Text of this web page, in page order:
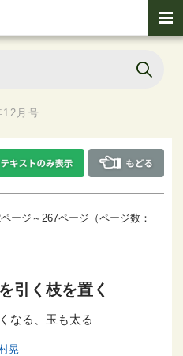
12月号
ージ～267ページ（ページ数：
引く枝を置く
なる、玉も太る
晃